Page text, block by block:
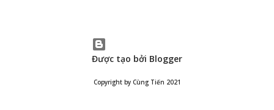
Được tạo bởi Blogger
Copyright by Cùng Tiến 2021